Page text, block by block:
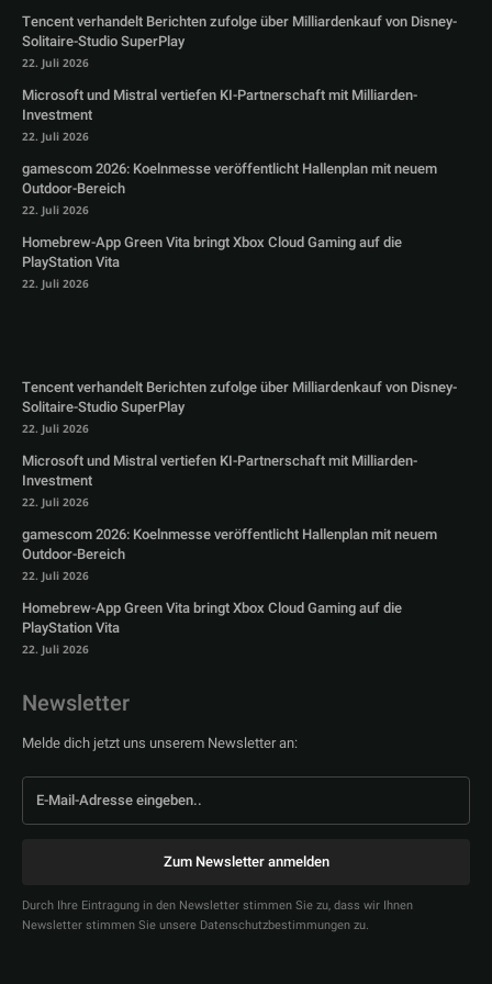
Tencent verhandelt Berichten zufolge über Milliardenkauf von Disney-
Solitaire-Studio SuperPlay
22. Juli 2026
Microsoft und Mistral vertiefen KI-Partnerschaft mit Milliarden-
Investment
22. Juli 2026
gamescom 2026: Koelnmesse veröffentlicht Hallenplan mit neuem
Outdoor-Bereich
22. Juli 2026
Homebrew-App Green Vita bringt Xbox Cloud Gaming auf die
PlayStation Vita
22. Juli 2026
Tencent verhandelt Berichten zufolge über Milliardenkauf von Disney-
Solitaire-Studio SuperPlay
22. Juli 2026
Microsoft und Mistral vertiefen KI-Partnerschaft mit Milliarden-
Investment
22. Juli 2026
gamescom 2026: Koelnmesse veröffentlicht Hallenplan mit neuem
Outdoor-Bereich
22. Juli 2026
Homebrew-App Green Vita bringt Xbox Cloud Gaming auf die
PlayStation Vita
22. Juli 2026
Newsletter
Melde dich jetzt uns unserem Newsletter an:
Zum Newsletter anmelden
Durch Ihre Eintragung in den Newsletter stimmen Sie zu, dass wir Ihnen
Newsletter stimmen Sie unsere Datenschutzbestimmungen zu.